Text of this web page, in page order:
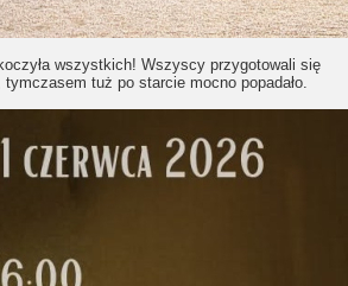
wszystkich! Wszyscy przygotowali się
tuż po starcie mocno popadało.